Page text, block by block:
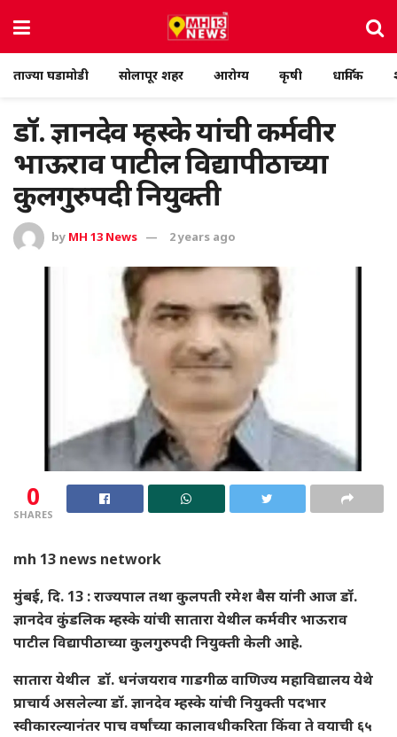
ताज्या घडामोडी सोलापूर शहर आरोग्य कृषी धार्मिक
डॉ. ज्ञानदेव म्हस्के यांची कर्मवीर
भाऊराव पाटील विद्यापीठाच्या
कुलगुरुपदी नियुक्ती
by MH 13 News 2 years ago
0
SHARES
mh 13 news network
मुंबई, दि. 13 : राज्यपाल तथा कुलपती रमेश बैस यांनी आज डॉ.
ज्ञानदेव कुंडलिक म्हस्के यांची सातारा येथील कर्मवीर भाऊराव
पाटील विद्यापीठाच्या कुलगुरुपदी नियुक्ती केली आहे.
सातारा येथील डॉ. धनंजयराव गाडगीळ वाणिज्य महाविद्यालय येथे
प्राचार्य असलेल्या डॉ. ज्ञानदेव म्हस्के यांची नियुक्ती पदभार
स्वीकारल्यानंतर पाच वर्षांच्या कालावधीकरिता किंवा ते वयाची ६५